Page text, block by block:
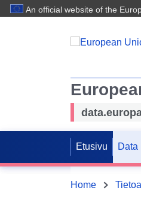
An official website of the
Etusivu Data
Home